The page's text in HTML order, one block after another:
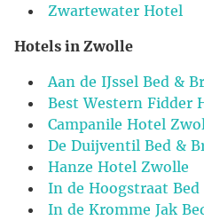
Zwartewater Hotel
Hotels in Zwolle
Aan de IJssel Bed &
Best Western Fidder
Campanile Hotel
De Duijventil Bed &
Hanze Hotel Zwolle
In de Hoogstraat Bed
In de Kromme Jak